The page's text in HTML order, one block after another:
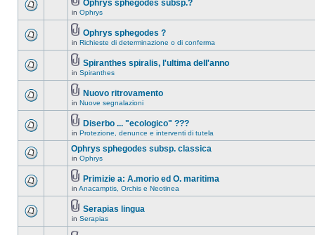
Ophrys sphegodes subsp.?
in Ophrys
Ophrys sphegodes ?
in Richieste di determinazione o di conferma
Spiranthes spiralis, l'ultima dell'anno
in Spiranthes
Nuovo ritrovamento
in Nuove segnalazioni
Diserbo ... "ecologico" ???
in Protezione, denunce e interventi di tutela
Ophrys sphegodes subsp. classica
in Ophrys
Primizie a: A.morio ed O. maritima
in Anacamptis, Orchis e Neotinea
Serapias lingua
in Serapias